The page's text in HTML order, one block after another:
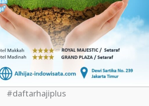
#daftarhajiplus